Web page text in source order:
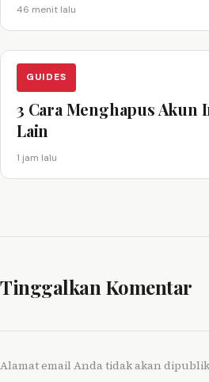
46 menit lalu
GUIDES
3 Cara Menghapus Akun
Lain
1 jam lalu
Tinggalkan Komentar
Alamat email Anda tidak akan